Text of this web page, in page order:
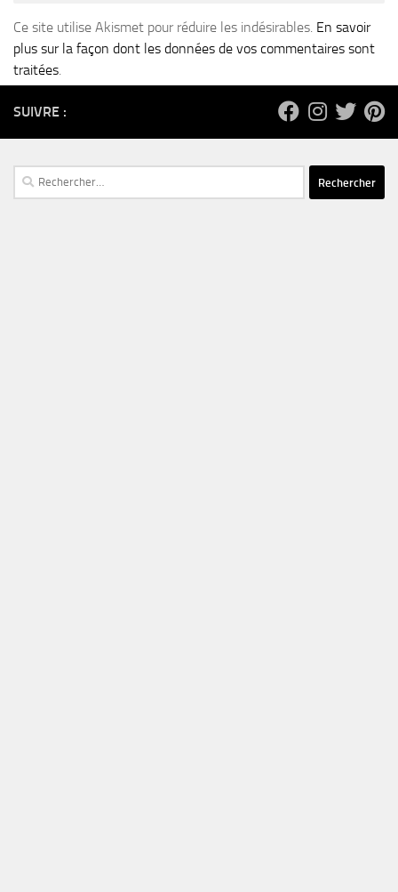
Ce site utilise Akismet pour réduire les indésirables. En savoir
plus sur la façon dont les données de vos commentaires sont
traitées.
SUIVRE :
Rechercher :